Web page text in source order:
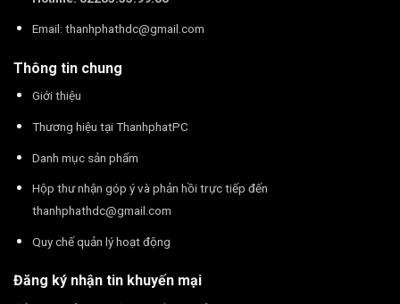
Email: thanhphathdc@gmail.com
Thông tin chung
Giới thiệu
Thương hiệu tại ThanhphatPC
Danh mục sản phẩm
Hộp thư nhận góp ý và phản hồi trực tiếp đến
thanhphathdc@gmail.com
Quy chế quản lý hoạt động
Đăng ký nhận tin khuyến mại